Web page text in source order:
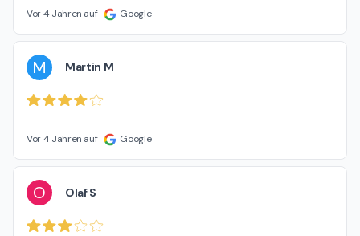
Vor 4 Jahren auf Google
M Martin M
Vor 4 Jahren auf Google
O Olaf S